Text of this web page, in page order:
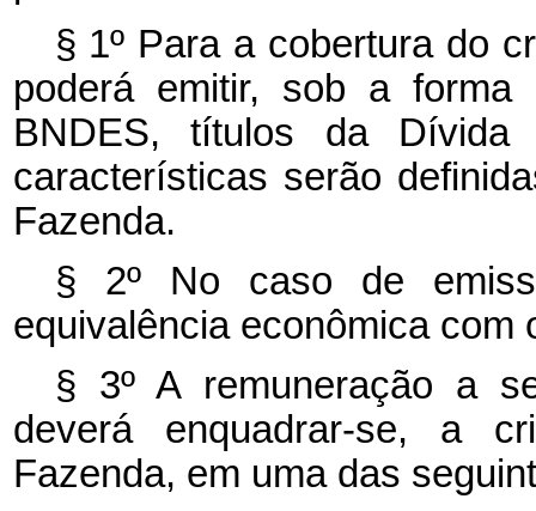
§ 1º Para a cobertura do
poderá emitir, sob a
BNDES, títulos da Dívida
características serão
Fazenda.
§ 2º No caso de
equivalência econômica
§ 3º A remuneração a
deverá enquadrar-se, a
Fazenda, em uma das